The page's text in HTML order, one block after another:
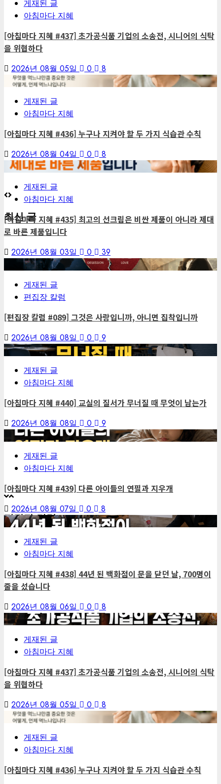
최신 글
게재된 글
아침마다 지혜
[아침마다 지혜 #437] 초가공식품 기업의 소송전, 시니어의 식탁
을 위협하다
2026년 08월 05일 0
8
게재된 글
아침마다 지혜
[아침마다 지혜 #436] 누구나 지켜야 할 두 가지 식습관 수칙
2026년 08월 04일 0
8
게재된 글
아침마다 지혜
[아침마다 지혜 #435] 최고의 선크림은 비싼 제품이 아니라 제대
로 바른 제품입니다
2026년 08월 03일 0
39
게재된 글
편집장 칼럼
[편집장 칼럼 #089] 그것은 사랑입니까, 아니면 집착입니까
2026년 08월 08일 0
9
2
게재된 글
아침마다 지혜
[아침마다 지혜 #440] 교실의 질서가 무너질 때 무엇이 남는가
2026년 08월 08일 0
9
게재된 글
아침마다 지혜
[아침마다 지혜 #439] 다른 아이들의 연필과 지우개
2026년 08월 07일 0
8
4
게재된 글
아침마다 지혜
[아침마다 지혜 #438] 44년 된 백화점이 문을 닫던 날, 700명이
줄을 섰습니다
2026년 08월 06일 0
8
5
게재된 글
아침마다 지혜
[아침마다 지혜 #437] 초가공식품 기업의 소송전, 시니어의 식탁
을 위협하다
2026년 08월 05일 0
8
게재된 글
아침마다 지혜
[아침마다 지혜 #436] 누구나 지켜야 할 두 가지 식습관 수칙
편집장 칼럼